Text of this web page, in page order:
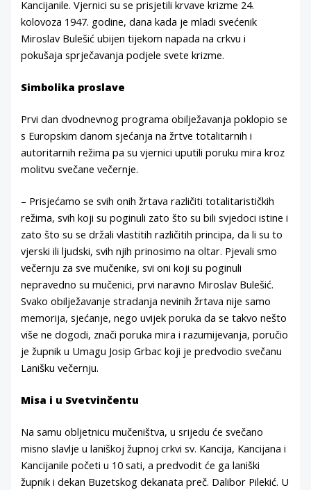
Kancijanile. Vjernici su se prisjetili krvave krizme 24.
kolovoza 1947. godine, dana kada je mladi svećenik
Miroslav Bulešić ubijen tijekom napada na crkvu i
pokušaja sprječavanja podjele svete krizme.
Simbolika proslave
Prvi dan dvodnevnog programa obilježavanja poklopio se
s Europskim danom sjećanja na žrtve totalitarnih i
autoritarnih režima pa su vjernici uputili poruku mira kroz
molitvu svečane večernje.
– Prisjećamo se svih onih žrtava različiti totalitarističkih
režima, svih koji su poginuli zato što su bili svjedoci istine i
zato što su se držali vlastitih različitih principa, da li su to
vjerski ili ljudski, svih njih prinosimo na oltar. Pjevali smo
večernju za sve mučenike, svi oni koji su poginuli
nepravedno su mučenici, prvi naravno Miroslav Bulešić.
Svako obilježavanje stradanja nevinih žrtava nije samo
memorija, sjećanje, nego uvijek poruka da se takvo nešto
više ne dogodi, znači poruka mira i razumijevanja, poručio
je župnik u Umagu Josip Grbac koji je predvodio svečanu
Lanišku večernju.
Misa i u Svetvinčentu
Na samu obljetnicu mučeništva, u srijedu će svečano
misno slavlje u laniškoj župnoj crkvi sv. Kancija, Kancijana i
Kancijanile početi u 10 sati, a predvodit će ga laniški
župnik i dekan Buzetskog dekanata preč. Dalibor Pilekić. U